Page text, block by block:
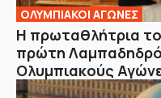
ΟΛΥΜΠΙΑΚΟΙ ΑΓΩΝΕΣ
Η πρωταθλήτρια
πρώτη
Ολυμπιακούς